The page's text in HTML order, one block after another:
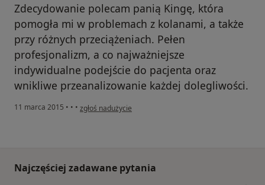
Zdecydowanie polecam panią Kingę, która
pomogła mi w problemach z kolanami, a także
przy różnych przeciążeniach. Pełen
profesjonalizm, a co najważniejsze
indywidualne podejście do pacjenta oraz
wnikliwe przeanalizowanie każdej dolegliwości.
11 marca 2015 • • • w opinii użytkownika Konto zostało usunięte
zgłoś nadużycie
Najczęściej zadawane pytania